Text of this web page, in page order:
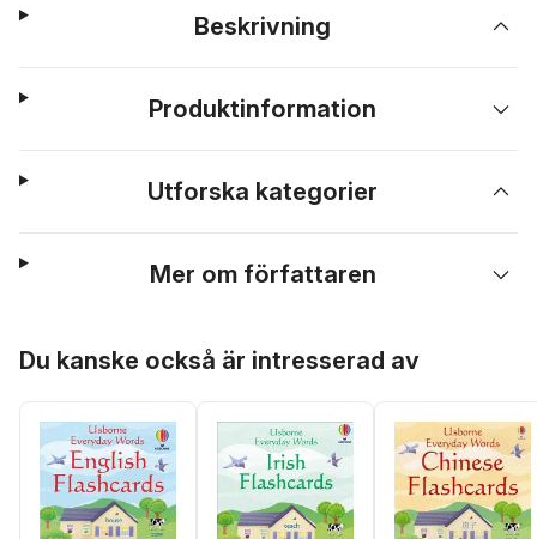
Beskrivning
Produktinformation
Utforska kategorier
Mer om författaren
Du kanske också är intresserad av